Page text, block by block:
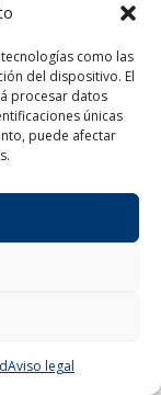
como las
del dispositivo. El
procesar datos
únicas
puede afectar
Aviso legal
de